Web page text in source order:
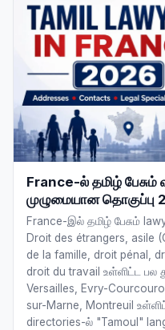
France-ல் தமிழ்
முழுமையான தொகுப்பு
France-இல் தமிழ் பேசும்
Droit des étrangers, asile
de la famille, droit pénal,
droit du travail உள்ளிட்ட பல
Versailles, Evry-
sur-Marne, Montreuil
directories-ல் "Tamoul"